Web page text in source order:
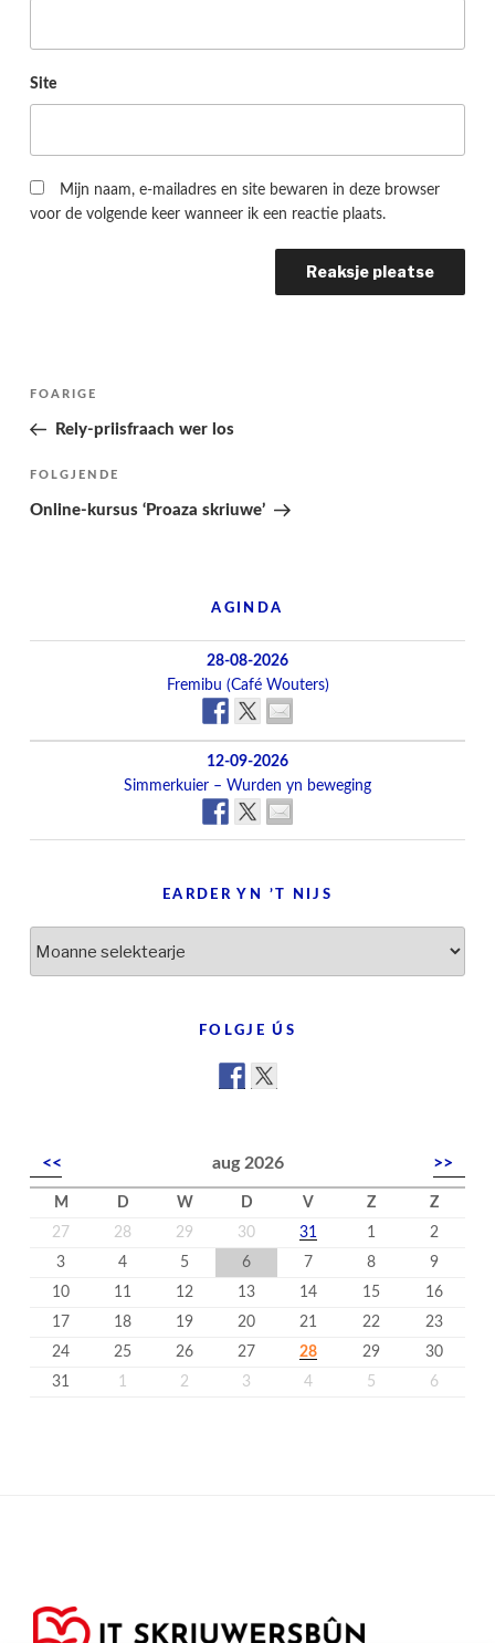
Site
Mijn naam, e-mailadres en site bewaren in deze browser
voor de volgende keer wanneer ik een reactie plaats.
Berichtnavigatie
Folgjende
pagina
FOARIGE
Rely-priisfraach wer los
Folgjend
berjocht
FOLGJENDE
Online-kursus ‘Proaza skriuwe’
AGINDA
28-08-2026
Fremibu (Café Wouters)
12-09-2026
Simmerkuier – Wurden yn beweging
EARDER YN ’T NIJS
yn
FOLGJE ÚS
<< aug 2026 >>
M D W D V Z
Z
27
28 29 30 31 1
2
3
4 5 6 7 8
9
10
11 12 13 14 15
16
17
18 19 20 21 22
23
24
25 26 27 28 29
30
31
1 2 3 4 5 6